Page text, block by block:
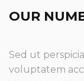
OUR
Sed ut
voluptatem